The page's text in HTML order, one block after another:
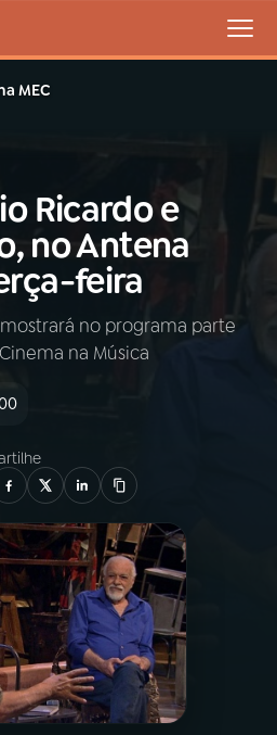
AO VIVO
MEC
Ricardo e
no Antena
feira
no programa parte
na Música